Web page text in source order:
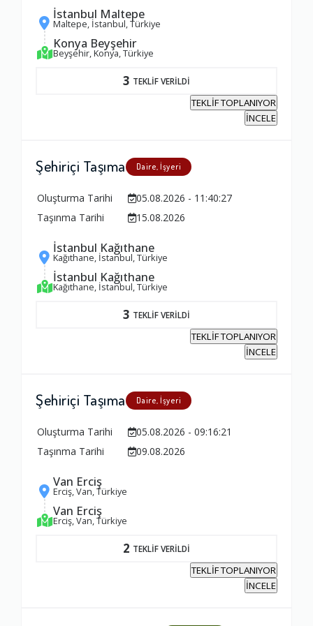
İstanbul Maltepe
Maltepe, İstanbul, Türkiye
Konya Beyşehir
Beyşehir, Konya, Türkiye
3 TEKLİF VERİLDİ
TEKLİF TOPLANIYOR
İNCELE
Şehiriçi Taşıma Daire, İşyeri
Oluşturma Tarihi
05.08.2026 - 11:40:27
Taşınma Tarihi
15.08.2026
İstanbul Kağıthane
Kağıthane, İstanbul, Türkiye
İstanbul Kağıthane
Kağıthane, İstanbul, Türkiye
3 TEKLİF VERİLDİ
TEKLİF TOPLANIYOR
İNCELE
Şehiriçi Taşıma Daire, İşyeri
Oluşturma Tarihi
05.08.2026 - 09:16:21
Taşınma Tarihi
09.08.2026
Van Erciş
Erciş, Van, Türkiye
Van Erciş
Erciş, Van, Türkiye
2 TEKLİF VERİLDİ
TEKLİF TOPLANIYOR
İNCELE